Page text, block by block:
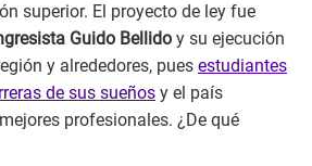
superior. El proyecto de ley fue
Guido Bellido y su ejecución
y alrededores, pues estudiantes
de sus sueños y el país
profesionales. ¿De qué